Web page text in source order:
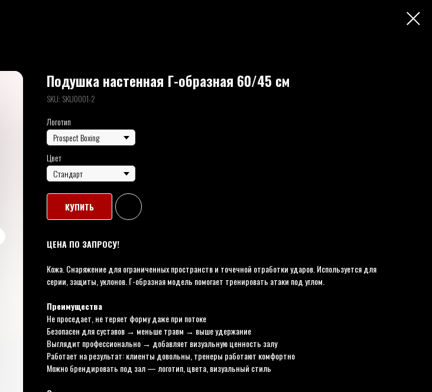
Подушка настенная Г-образная 60/45 см
SKU: SKU0001-2
Логотип
Цвет
КУПИТЬ
ЦЕНА ПО ЗАПРОСУ!
Кожа. Снаряжение для ограниченных пространств и точечной отработки ударов. Используется для
серии, защиты, уклонов. Г-образная модель помогает тренировать атаки под углом.
Преимущества
Не проседает, не теряет форму даже при потоке
Безопасен для суставов → меньше травм → выше удержание
Выглядит профессионально → добавляет визуальную ценность залу
Работает на результат: клиенты довольны, тренеры работают комфортно
Можно брендировать под зал — логотип, цвета, визуальный стиль